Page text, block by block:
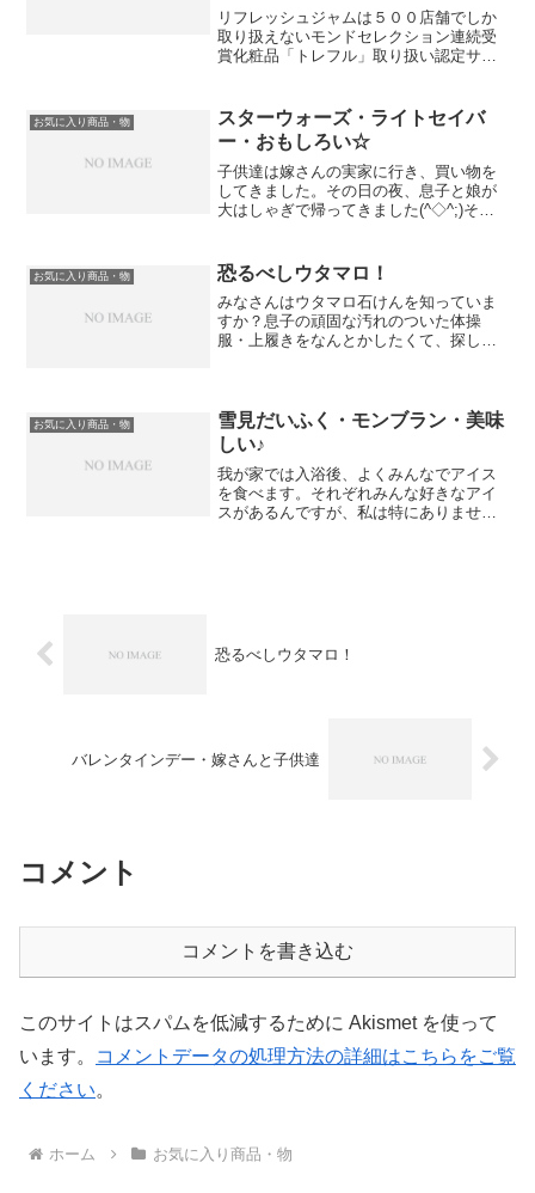
リフレッシュジャムは５００店舗でしか
取り扱えないモンドセレクション連続受
賞化粧品「トレフル」取り扱い認定サロ
っています。と言っても、今はまだリフ
レクソロジーに「トレフル...
お気に入り商品・物
スターウォーズ・ライトセイバ
ー・おもしろい☆
子供達は嫁さんの実家に行き、買い物を
してきました。その日の夜、息子と娘が
大はしゃぎで帰ってきました(^◇^;)その
ーバーを持っていました！スターウォー
ズが好きな私も実は...
お気に入り商品・物 恐るべしウタマロ！
みなさんはウタマロ石けんを知っていま
すか？息子の頑固な汚れのついた体操
服・上履きをなんとかしたくて、探して
た。そして、これが手強...
お気に入り商品・物
雪見だいふく・モンブラン・美味
しい♪
我が家では入浴後、よくみんなでアイス
を食べます。それぞれみんな好きなアイ
スがあるんですが、私は特にありません
恐るべしウタマロ！
バレンタインデー・嫁さんと子供達
コメント
コメントを書き込む
このサイトはスパムを低減するために Akismet を使って
います。
コメントデータの処理方法の詳細はこちらをご覧
ください。
ホーム お気に入り商品・物